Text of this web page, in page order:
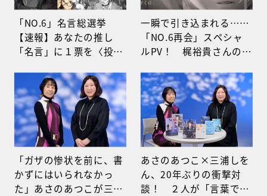
「NO.6」名言総選挙
【速報】あなたの推し
「名言」に１票を〈投票
一瞬で引き込まれる……
「NO.6再会」スペシャ
ルPV！ 梶裕貴さんの極
「NO.6」の世界
「ガザの惨状を前に、書
かずにはいられなかっ
た」あさのあつこが三浦
あさのあつこ×三浦しを
ん、20年ぶりの衝撃対
談！ ２人が「言葉で括